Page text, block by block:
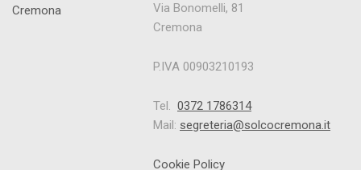
Via Bonomelli, 81
Cremona
P.IVA 00903210193
Tel. 0372 1786314
Mail: segreteria@solcocremona.it
Cookie Policy